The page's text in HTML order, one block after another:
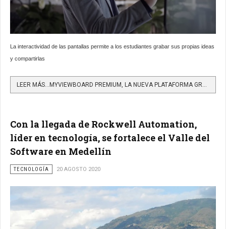
La interactividad de las pantallas permite a los estudiantes grabar sus propias ideas
y compartirlas
LEER MÁS…MYVIEWBOARD PREMIUM, LA NUEVA PLATAFORMA GRATUITA PARA ESTUDIANTES DE TODO EL PAÍS
Con la llegada de Rockwell Automation,
líder en tecnología, se fortalece el Valle del
Software en Medellín
TECNOLOGÍA 20 AGOSTO 2020